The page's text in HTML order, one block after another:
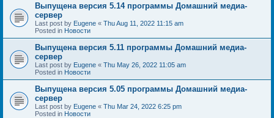
Выпущена версия 5.14 программы Домашний медиа-
сервер
Last post by Eugene « Thu Aug 11, 2022 11:15 am
Posted in Новости
Выпущена версия 5.11 программы Домашний медиа-
сервер
Last post by Eugene « Thu May 26, 2022 11:05 am
Posted in Новости
Выпущена версия 5.05 программы Домашний медиа-
сервер
Last post by Eugene « Thu Mar 24, 2022 6:25 pm
Posted in Новости